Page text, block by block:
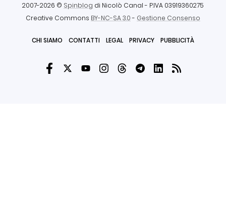
2007-2026 © Spinblog di Nicolò Canal - P.IVA 03919360275
Creative Commons BY-NC-SA 3.0- Gestione Consenso
CHI SIAMO CONTATTI LEGAL PRIVACY PUBBLICITÀ